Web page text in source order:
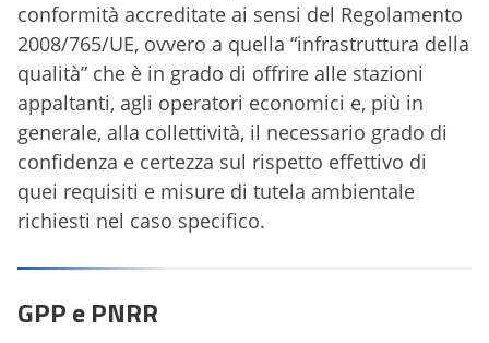
conformità accreditate ai sensi del Regolamento
2008/765/UE, ovvero a quella “infrastruttura della
qualità” che è in grado di offrire alle stazioni
appaltanti, agli operatori economici e, più in
generale, alla collettività, il necessario grado di
confidenza e certezza sul rispetto effettivo di
quei requisiti e misure di tutela ambientale
richiesti nel caso specifico.
GPP e PNRR